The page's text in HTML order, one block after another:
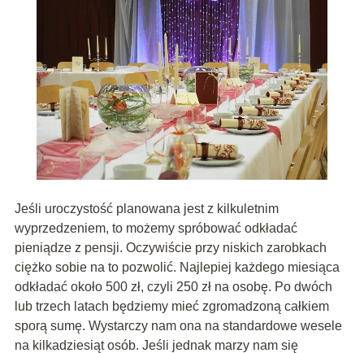
Jeśli uroczystość planowana jest z kilkuletnim
wyprzedzeniem, to możemy spróbować odkładać
pieniądze z pensji. Oczywiście przy niskich zarobkach
ciężko sobie na to pozwolić. Najlepiej każdego miesiąca
odkładać około 500 zł, czyli 250 zł na osobę. Po dwóch
lub trzech latach będziemy mieć zgromadzoną całkiem
sporą sumę. Wystarczy nam ona na standardowe wesele
na kilkadziesiąt osób. Jeśli jednak marzy nam się